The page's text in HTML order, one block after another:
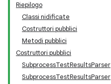
Riepilogo
Classi nidificate
Costruttori pubblici
Metodi pubblici
Costruttori pubblici
SubprocessTestResultsParser
SubprocessTestResultsParser